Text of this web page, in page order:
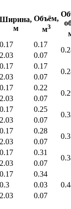
Ширина,
м
Объём,
м3
0.17 0.17
2.03
0.07
0.17 0.17
2.03
0.07
0.17 0.22
2.03
0.07
0.17 0.25
2.03
0.07
0.17 0.28
2.03
0.07
0.17 0.31
2.03 0.07
0.17
0.34
0.3
0.03
2.03 0.07